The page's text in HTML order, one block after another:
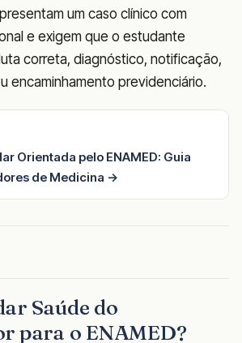
um caso clínico com
e exigem que o estudante
correta, diagnóstico, notificação,
encaminhamento previdenciário.
Orientada pelo ENAMED: Guia
de Medicina →
Saúde do
para o ENAMED?